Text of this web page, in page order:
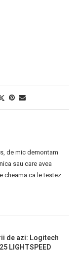
de mic demontam
sau care avea
cheama ca le testez.
de azi: Logitech
LIGHTSPEED